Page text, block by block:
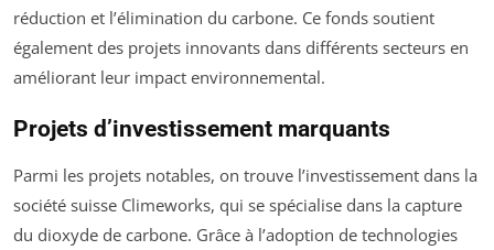
réduction et l’élimination du carbone. Ce fonds soutient
également des projets innovants dans différents secteurs en
améliorant leur impact environnemental.
Projets d’investissement marquants
Parmi les projets notables, on trouve l’investissement dans la
société suisse Climeworks, qui se spécialise dans la capture
du dioxyde de carbone. Grâce à l’adoption de technologies